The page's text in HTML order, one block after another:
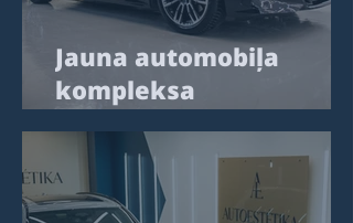
Jauna automobiļa
kompleksa
sagatavošana
pirmajiem
ekspluatācijas gadiem